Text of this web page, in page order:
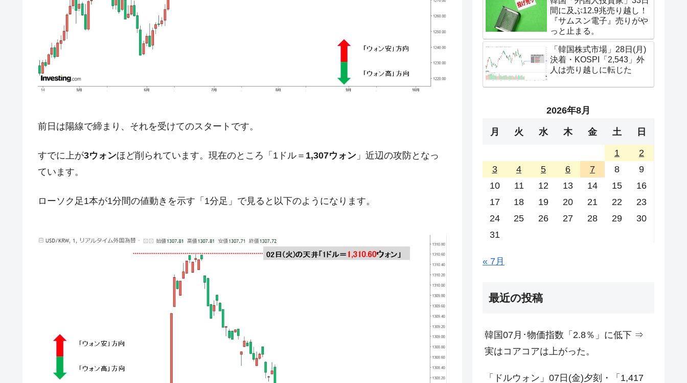
『Money1』 【対日本円】ウォン安が急進！ 日米の協調に韓国がいっちょがみしたのでは。
『Money1』
韓国政府『BYD』車への補助金を全廃 ⇒ 実は韓国で『BYD』車は売れている。6カ月で対前年同期比
1.9倍！
『Money1』
在韓米国大使スティールが着韓！⇒ さっそく空港に詰めかけ「出て行け！」「極右勢力」のプラカー
ドを掲げる「在韓反米勢力」
『Money1』 韓国『国民年金公団』株価暴落で200兆蒸発。
『Money1』 韓国政府「ニセＫ-ブランドを通報しようキャンペーン」⇒ あの名物教授も登場！
『Money1』
『Money1』
米国下院「韓国の公務員個人をターゲットにぶん殴る法案」提出！⇒ クーパン問題は合衆国企業に対
『Money1』 韓国ボンクラ政策室長･金容範、株価暴落に他人事のような発言。
韓国半導体『SKハイニックス』2026年2Qの業績「史上最高益」当期純利益は前年同期比13.4倍に。
韓国･加徳島新国際空港「またも暗礁」の危機 ⇒ 10.7兆では損が出るからできない。
【速報】韓国株式市場の暴落・本日07月29日(水)もサイドカー・サーキットブレイカーの二段コンボ
IT産業は人を雇用する効果は低い。全産業の半分未満しか雇用を生まない
日本の誇る海洋資源調査船『白嶺』は先進技術の塊！
夏の甲子園、優勝校を最も多く輩出している都道府県とは？
前日は陽線で締まり、それを受けてのスタートです。
すでに上が3ウォンほど削られています。現在のところ「1ドル＝ 1,307ウォン 」近辺の攻防となっ
ています。
ローソク足1本が1分間の値動きを示す「1分足」で見ると以下のようになります。
間に及ぶ12.9兆売り越し！
『サムスン電子』売りがや
っと止まる。
「韓国株式市場」28日(月)
決着・KOSPI「2,543」外
人は売り越しに転じた
2026年8月
月 火 水 木 金 土 日
1
2
3
4 5 6 7 8
9
10
11 12 13 14 15
16
17
18 19 20 21 22
23
24
25 26 27 28 29
30
31
« 7月
最近の投稿
韓国07月･物価指数「2.8％」に低下 ⇒
実はコアコアは上がった。
「ドルウォン」07日(金)夕刻・「1,417